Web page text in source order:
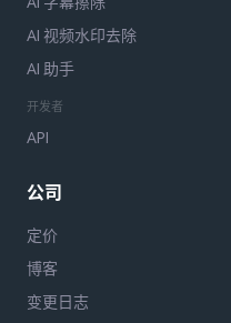
AI 视频水印去除
AI 助手
开发者
API
公司
定价
博客
变更日志